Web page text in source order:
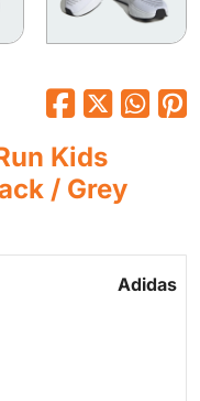
Kids
/ Grey
Adidas